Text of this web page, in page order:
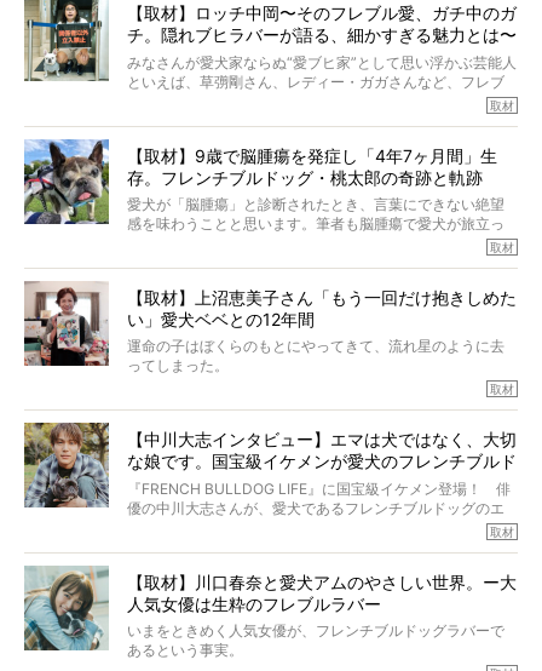
【取材】ロッチ中岡〜そのフレブル愛、ガチ中のガ
チ。隠れブヒラバーが語る、細かすぎる魅力とは〜
【前編】
みなさんが愛犬家ならぬ“愛ブヒ家”として思い浮かぶ芸能人
といえば、草彅剛さん、レディー・ガガさんなど、フレブ
ルを飼っている方が多いと思います。が、ロッチ中岡さん
んのインスタグラムを覗くと、たくさんのフレブルアカウ
ントがフォローされていて、わが『FRENCH BULLDOG
LIFE』モデルのnicoやトーラスも、その中の一頭。
そんな中岡さんに、フレブルの魅力を語っていただきまし
た。そのブヒ愛っぷりは、思ってた以上！ ガチ中のガチ
取材
【取材】9歳で脳腫瘍を発症し「4年7ヶ月間」生
存。フレンチブルドッグ・桃太郎の奇跡と軌跡
愛犬が「脳腫瘍」と診断されたとき、言葉にできない絶望
感を味わうことと思います。筆者も脳腫瘍で愛犬が旅立っ
たひとり。だからこそ、どれほど厄介で困難な病気かを理
ところが、フレンチブルドッグの桃太郎は9歳で脳腫瘍を発
症し、なんと4年7ヶ月間も生き抜いたのです。旅立ったと
きの年齢は13歳と11ヶ月、レジェンド級のレジェンドでし
た。さらには、治療後3年間は一度も発作が起きなかったと
いいます。
この事実はフレンチブルドッグだけでなく、脳腫瘍と闘う
太郎のオーナーである佐藤さんご夫婦に、治療の選択やケ
アについて詳しくお話しをうかがいました。
取材
【取材】上沼恵美子さん「もう一回だけ抱きしめた
い」愛犬ベベとの12年間
運命の子はぼくらのもとにやってきて、流れ星のように去
ってしまった。
り添いたいと思う。
その悲しみをいますぐ解消することはできないが、話をき
いて、泣いたり笑ったりするのもいいだろう。
こんな子だった、こんなにいい子だった、ほんとうに愛し
ていたと。
ぼくらは上沼恵美子さんのご自宅へ伺って、お話をきこう
と思った。
取材
【中川大志インタビュー】エマは犬ではなく、大切
な娘です。国宝級イケメンが愛犬のフレンチブルド
ッグと一緒に登場
『FRENCH BULLDOG LIFE』に国宝級イケメン登場！ 俳
優の中川大志さんが、愛犬であるフレンチブルドッグのエ
マちゃん（2歳の女の子）にメロメロとの情報を聞きつけ、
カエピソードが次から次へと飛び出しました。
取材
【取材】川口春奈と愛犬アムのやさしい世界。ー大
人気女優は生粋のフレブルラバー
いまをときめく人気女優が、フレンチブルドッグラバーで
あるという事実。